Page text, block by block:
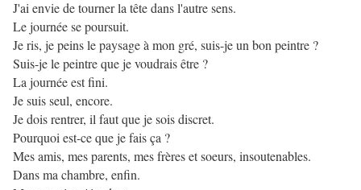
J'ai envie de tourner la tête dans l'autre sens.
Le journée se poursuit.
Je ris, je peins le paysage à mon gré, suis-je un bon peintre ?
Suis-je le peintre que je voudrais être ?
La journée est fini.
Je suis seul, encore.
Je dois rentrer, il faut que je sois discret.
Pourquoi est-ce que je fais ça ?
Mes amis, mes parents, mes frères et soeurs, insoutenables.
Dans ma chambre, enfin.